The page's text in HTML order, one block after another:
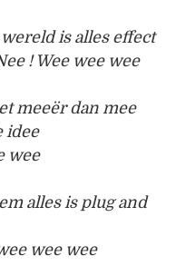
is alles effect
! Wee wee wee
meeër dan mee
idee
wee
alles is plug and
wee wee